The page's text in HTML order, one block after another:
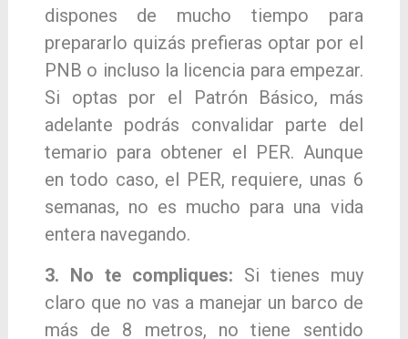
dispones de mucho tiempo para
prepararlo quizás prefieras optar por el
PNB o incluso la licencia para empezar.
Si optas por el Patrón Básico, más
adelante podrás convalidar parte del
temario para obtener el PER. Aunque
en todo caso, el PER, requiere, unas 6
semanas, no es mucho para una vida
entera navegando.
3. No te compliques: Si tienes muy
claro que no vas a manejar un barco de
más de 8 metros, no tiene sentido